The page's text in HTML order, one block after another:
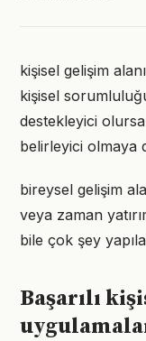
kişisel gelişim
kişisel
destekleyici
belirleyici olmaya
bireysel gelişim
veya zaman
bile çok şey
Başarılı